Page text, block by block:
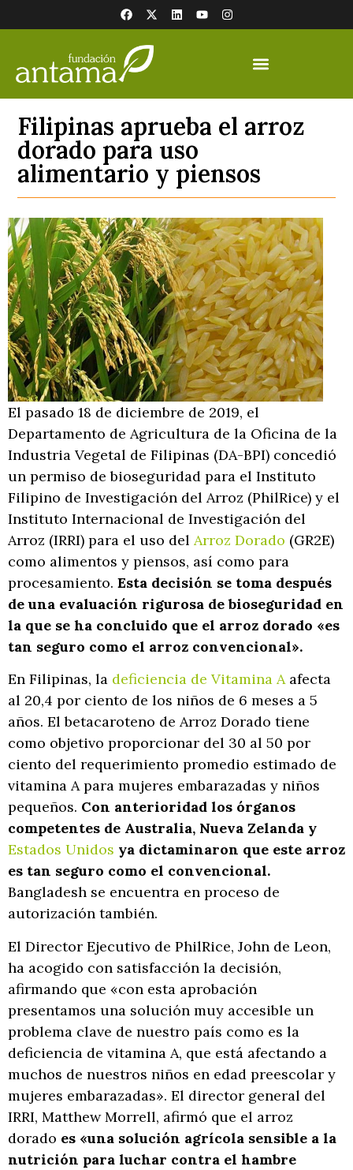
Filipinas aprueba el arroz
dorado para uso
alimentario y piensos
El pasado 18 de diciembre de 2019, el
Departamento de Agricultura de la Oficina de la
Industria Vegetal de Filipinas (DA-BPI) concedió
un permiso de bioseguridad para el Instituto
Filipino de Investigación del Arroz (PhilRice) y el
Instituto Internacional de Investigación del
Arroz (IRRI) para el uso del Arroz Dorado (GR2E)
como alimentos y piensos, así como para
procesamiento. Esta decisión se toma después
de una evaluación rigurosa de bioseguridad en
la que se ha concluido que el arroz dorado «es
tan seguro como el arroz convencional».
En Filipinas, la deficiencia de Vitamina Aafecta
al 20,4 por ciento de los niños de 6 meses a 5
años. El betacaroteno de Arroz Dorado tiene
como objetivo proporcionar del 30 al 50 por
ciento del requerimiento promedio estimado de
vitamina A para mujeres embarazadas y niños
pequeños. Con anterioridad los órganos
competentes de Australia, Nueva Zelanda y
Estados Unidos ya dictaminaron que este arroz
es tan seguro como el convencional.
Bangladesh se encuentra en proceso de
autorización también.
El Director Ejecutivo de PhilRice, John de Leon,
ha acogido con satisfacción la decisión,
afirmando que «con esta aprobación
presentamos una solución muy accesible un
problema clave de nuestro país como es la
deficiencia de vitamina A, que está afectando a
muchos de nuestros niños en edad preescolar y
mujeres embarazadas». El director general del
IRRI, Matthew Morrell, afirmó que el arroz
dorado es «una solución agrícola sensible a la
nutrición para luchar contra el hambre